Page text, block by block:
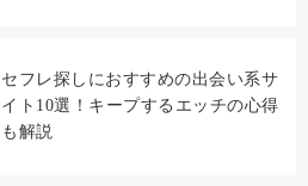
セフレ探しにおすすめの出会い系サ
イト10選！キープするエッチの心得
も解説